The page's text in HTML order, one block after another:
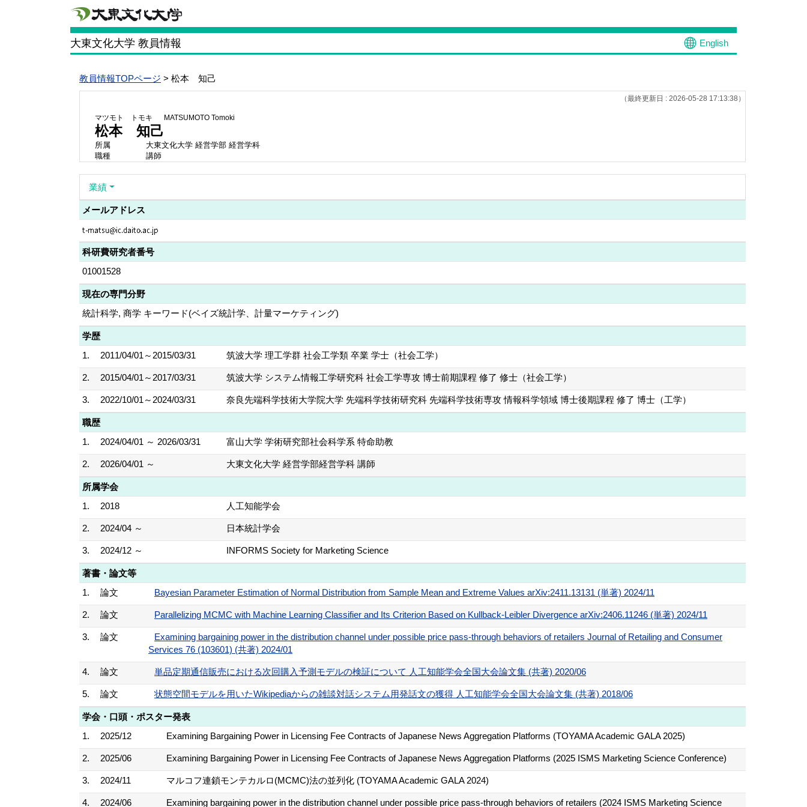
大東文化大学 教員情報 English
教員情報TOPページ > 松本 知己
（最終更新日 : 2026-05-28 17:13:38）
マツモト トモキ MATSUMOTO Tomoki
松本 知己
所属
大東文化大学 経営学部 経営学科
職種
講師
業績
メールアドレス
科研費研究者番号
01001528
現在の専門分野
統計科学, 商学 キーワード(ベイズ統計学、計量マーケティング)
学歴
1.
2011/04/01～2015/03/31 筑波大学 理工学群 社会工学類 卒業 学士（社会工学）
2. 2015/04/01～2017/03/31 筑波大学 システム情報工学研究科 社会工学専攻 博士前期課程 修了 修士（社会工学）
3. 2022/10/01～2024/03/31 奈良先端科学技術大学院大学 先端科学技術研究科 先端科学技術専攻 情報科学領域 博士後期課程 修了 博士（工学）
職歴
1.
2024/04/01 ～ 2026/03/31 富山大学 学術研究部社会科学系 特命助教
2. 2026/04/01 ～ 大東文化大学 経営学部経営学科 講師
所属学会
1.
2018 人工知能学会
2. 2024/04 ～ 日本統計学会
3. 2024/12 ～ INFORMS Society for Marketing Science
著書・論文等
1.
論文 Bayesian Parameter Estimation of Normal Distribution from Sample Mean and Extreme Values arXiv:2411.13131 (単著) 2024/11
2. 論文 Parallelizing MCMC with Machine Learning Classifier and Its Criterion Based on Kullback-Leibler Divergence arXiv:2406.11246 (単著) 2024/11
3. 論文
Examining bargaining power in the distribution channel under possible price pass-through behaviors of retailers Journal of Retailing and Consumer
Services 76 (103601) (共著) 2024/01
4. 論文 単品定期通信販売における次回購入予測モデルの検証について 人工知能学会全国大会論文集 (共著) 2020/06
5. 論文 状態空間モデルを用いたWikipediaからの雑談対話システム用発話文の獲得 人工知能学会全国大会論文集 (共著) 2018/06
学会・口頭・ポスター発表
1.
2025/12 Examining Bargaining Power in Licensing Fee Contracts of Japanese News Aggregation Platforms (TOYAMA Academic GALA 2025)
2. 2025/06 Examining Bargaining Power in Licensing Fee Contracts of Japanese News Aggregation Platforms (2025 ISMS Marketing Science Conference)
3. 2024/11 マルコフ連鎖モンテカルロ(MCMC)法の並列化 (TOYAMA Academic GALA 2024)
4. 2024/06 Examining bargaining power in the distribution channel under possible price pass-through behaviors of retailers (2024 ISMS Marketing Science